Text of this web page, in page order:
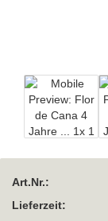
Art.Nr.:
Lieferzeit: